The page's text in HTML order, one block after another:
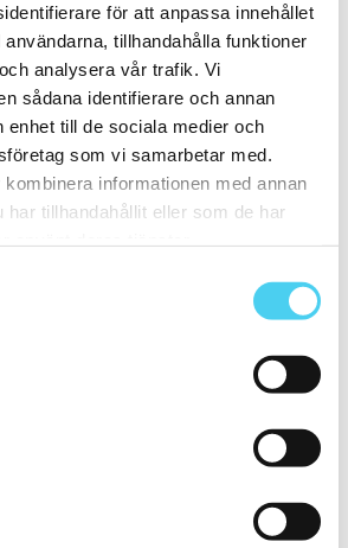
för att anpassa innehållet
tillhandahålla funktioner
analysera vår trafik. Vi
sådana identifierare och annan
enhet till de sociala medier och
som vi samarbetar med.
informationen med annan
har tillhandahållit eller som de har